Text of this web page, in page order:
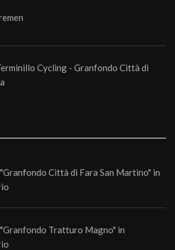
Cycling - Granfondo Città di
Città di Fara San Martino" in
Tratturo Magno" in